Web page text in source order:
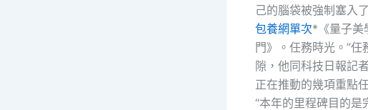
己的腦袋被強制塞入
包養網單次*《量子美
門》。任務時光。”任
隙，他同科技日報記
正在推動的幾項重點
“本年的里程碑目的是